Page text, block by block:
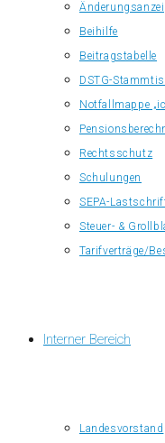
Beihilfe
Beitragstabelle
DSTG-
Notfallmappe
Rechtsschutz
Schulungen
SEPA-
Steuer- &
Tarifverträge/
Interner Bereich
Landesvorstand